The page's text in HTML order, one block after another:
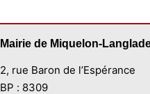
Mairie de Miquelon-
2, rue Baron de l’Espérance
BP : 8309